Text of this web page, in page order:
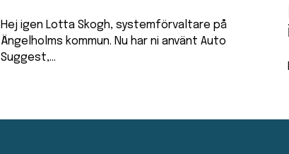
Hej igen Lotta Skogh, systemförvaltare på
Ängelholms kommun. Nu har ni använt Auto
Suggest,...